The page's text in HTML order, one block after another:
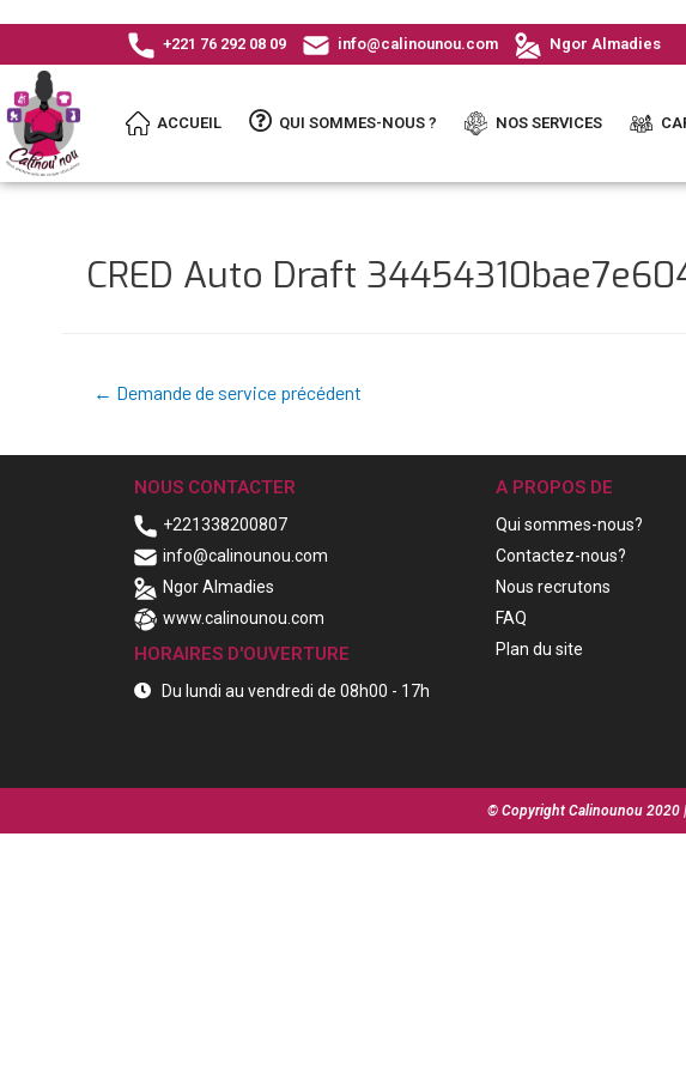
+221 76 292 08 09 info@calinounou.com Ngor Almadies
ACCUEIL QUI SOMMES-NOUS ? NOS SERVICES
CRED Auto Draft
← Demande de service précédent
NOUS CONTACTER
+221338200807
info@calinounou.com
Ngor Almadies
www.calinounou.com
HORAIRES D'OUVERTURE
Du lundi au vendredi de 08h00 - 17h
A PROPOS DE
Qui sommes-nous?
Contactez-nous?
Nous recrutons
FAQ
Plan du site
© Copyright Calinounou 2020 |